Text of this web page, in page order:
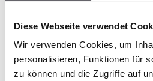
Diese Webseite verwendet
Wir verwenden Cookies, um
personalisieren, Funktionen für
zu können und die Zugriffe auf
Federzinken:
Geringer
austauschbar
Siebbänder:
Verschiedene